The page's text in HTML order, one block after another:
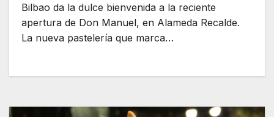
Bilbao da la dulce bienvenida a la reciente
apertura de Don Manuel, en Alameda Recalde.
La nueva pastelería que marca…